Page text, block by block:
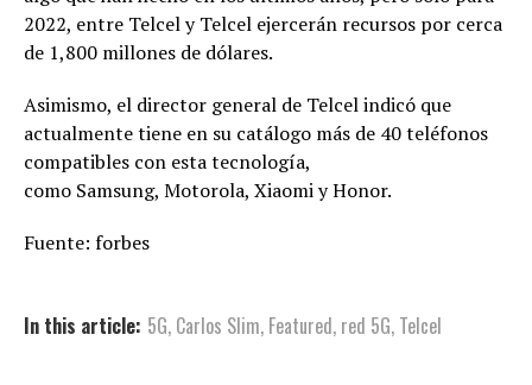
2022, entre Telcel y Telcel ejercerán recursos por cerca
de 1,800 millones de dólares.
Asimismo, el director general de Telcel indicó que
actualmente tiene en su catálogo más de 40 teléfonos
compatibles con esta tecnología,
como Samsung, Motorola, Xiaomi y Honor.
Fuente: forbes
In this article: 5G, Carlos Slim, Featured, red 5G, Telcel